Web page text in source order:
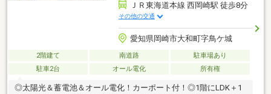
ＪＲ東海道本線 西岡崎駅 徒歩8分
その他の交通
愛知県岡崎市大和町字鳥ケ城
2階建て 南道路
駐車場あり
駐車2台
オール電化 所有権
◎太陽光＆蓄電池＆オール電化！カーポート付！◎1階にLDK＋1